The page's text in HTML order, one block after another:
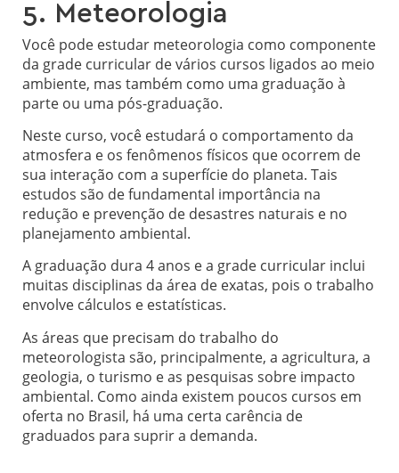
5. Meteorologia
Você pode estudar meteorologia como componente
da grade curricular de vários cursos ligados ao meio
ambiente, mas também como uma graduação à
parte ou uma pós-graduação.
Neste curso, você estudará o comportamento da
atmosfera e os fenômenos físicos que ocorrem de
sua interação com a superfície do planeta. Tais
estudos são de fundamental importância na
redução e prevenção de desastres naturais e no
planejamento ambiental.
A graduação dura 4 anos e a grade curricular inclui
muitas disciplinas da área de exatas, pois o trabalho
envolve cálculos e estatísticas.
As áreas que precisam do trabalho do
meteorologista são, principalmente, a agricultura, a
geologia, o turismo e as pesquisas sobre impacto
ambiental. Como ainda existem poucos cursos em
oferta no Brasil, há uma certa carência de
graduados para suprir a demanda.